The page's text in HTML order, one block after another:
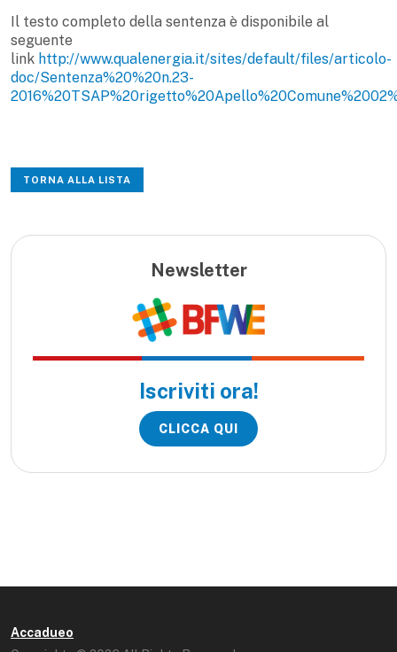
Il testo completo della sentenza è disponibile al
seguente
link http://www.qualenergia.it/sites/default/files/articolo-
doc/Sentenza%20%20n.23-
TORNA ALLA LISTA
Newsletter
Iscriviti ora!
CLICCA QUI
Accadueo